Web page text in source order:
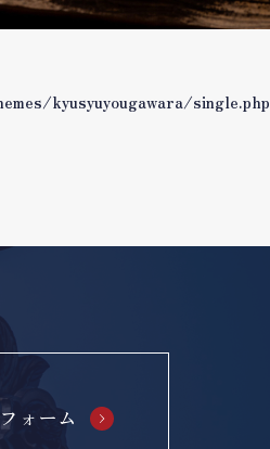
kyusyuyougawara/single.php
ォーム